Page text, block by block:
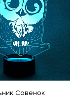
Совенок